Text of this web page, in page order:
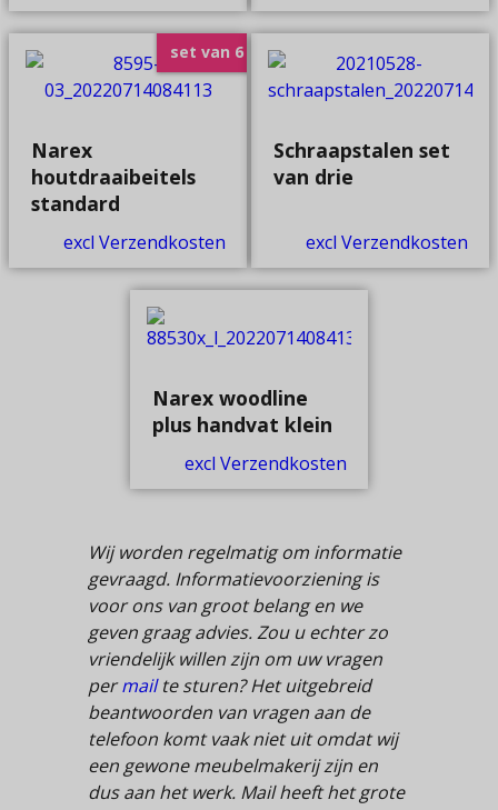
set van 6
Narex
houtdraaibeitels
standard
excl Verzendkosten
Schraapstalen set
van drie
excl Verzendkosten
Narex woodline
plus handvat klein
excl Verzendkosten
Wij worden regelmatig om informatie
gevraagd. Informatievoorziening is
voor ons van groot belang en we
geven graag advies. Zou u echter zo
vriendelijk willen zijn om uw vragen
permailte sturen? Het uitgebreid
beantwoorden van vragen aan de
telefoon komt vaak niet uit omdat wij
een gewone meubelmakerij zijn en
dus aan het werk. Mail heeft het grote